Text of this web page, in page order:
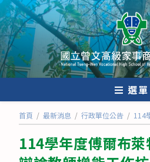
跳
轉
至
主
要
內
選單
首頁 / 最新消息 / 行政單位公告 / 114
114學年度傅爾布